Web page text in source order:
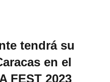
tendrá su
en el
FEST 2023